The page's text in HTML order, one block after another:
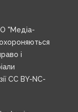
"Медіа-
і
CC BY-NC-